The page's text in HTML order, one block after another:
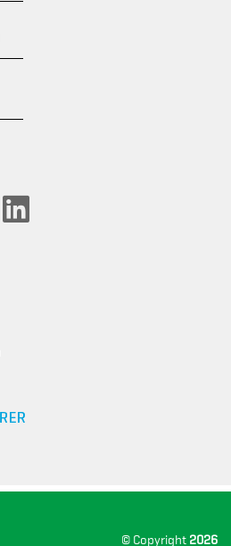
© Copyright 2026